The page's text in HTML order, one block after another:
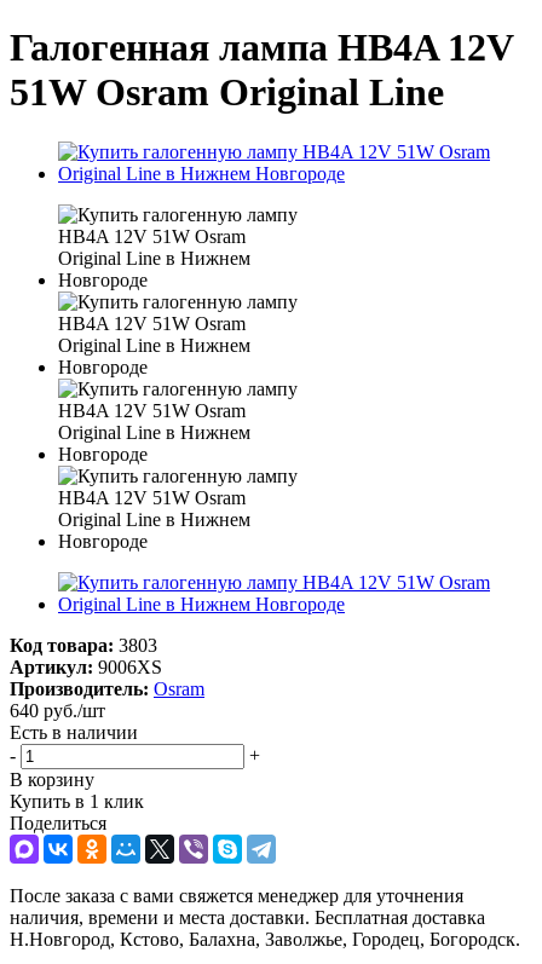
Галогенная лампа HB4A 12V
51W Osram Original Line
Код товара: 3803
Артикул: 9006XS
Производитель: Osram
640 руб./шт
Есть в наличии
-
+
В корзину
Купить в 1 клик
Поделиться
После заказа с вами свяжется менеджер для уточнения
наличия, времени и места доставки. Бесплатная доставка
Н.Новгород, Кстово, Балахна, Заволжье, Городец, Богородск.